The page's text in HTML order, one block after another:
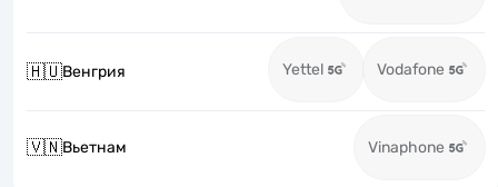
🇭🇺Венгрия Yettel Vodafone
🇻🇳Вьетнам Vinaphone